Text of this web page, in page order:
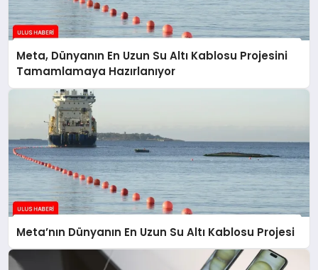
Meta, Dünyanın En Uzun Su Altı Kablosu Projesini
Tamamlamaya Hazırlanıyor
Meta’nın Dünyanın En Uzun Su Altı Kablosu Projesi